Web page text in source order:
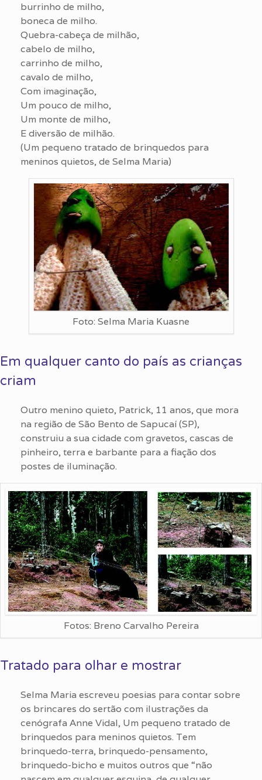
burrinho de milho,
boneca de milho.
Quebra-cabeça de milhão,
cabelo de milho,
carrinho de milho,
cavalo de milho,
Com imaginação,
Um pouco de milho,
Um monte de milho,
E diversão de milhão.
(Um pequeno tratado de brinquedos para
meninos quietos, de Selma Maria)
Foto: Selma Maria Kuasne
Em qualquer canto do país as crianças
criam
Outro menino quieto, Patrick, 11 anos, que mora
na região de São Bento de Sapucaí (SP),
construiu a sua cidade com gravetos, cascas de
pinheiro, terra e barbante para a fiação dos
postes de iluminação.
Fotos: Breno Carvalho Pereira
Tratado para olhar e mostrar
Selma Maria escreveu poesias para contar sobre
os brincares do sertão com ilustrações da
cenógrafa Anne Vidal, Um pequeno tratado de
brinquedos para meninos quietos. Tem
brinquedo-terra, brinquedo-pensamento,
brinquedo-bicho e muitos outros que “não